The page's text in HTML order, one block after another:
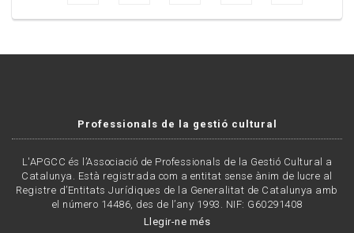
Professionals de la gestió cultural
L'APGCC és l’Associació de Professionals de la Gestió Cultural a
Catalunya. Està registrada com a entitat sense ànim de lucre al
Registre d’Entitats Jurídiques de la Generalitat de Catalunya amb
el número 14486, des de l’any 1993. NIF: G60291408
Llegir-ne més